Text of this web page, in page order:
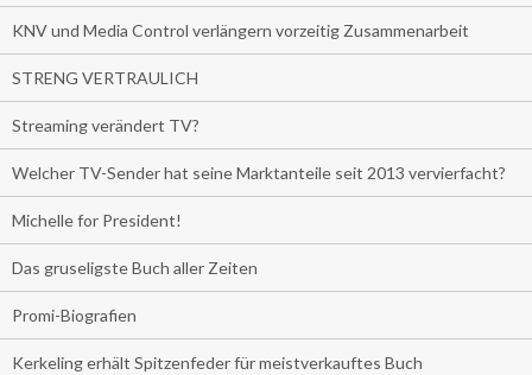
KNV und Media Control verlängern vorzeitig Zusammenarbeit
STRENG VERTRAULICH
Streaming verändert TV?
Welcher TV-Sender hat seine Marktanteile seit 2013 vervierfacht?
Michelle for President!
Das gruseligste Buch aller Zeiten
Promi-Biografien
Kerkeling erhält Spitzenfeder für meistverkauftes Buch